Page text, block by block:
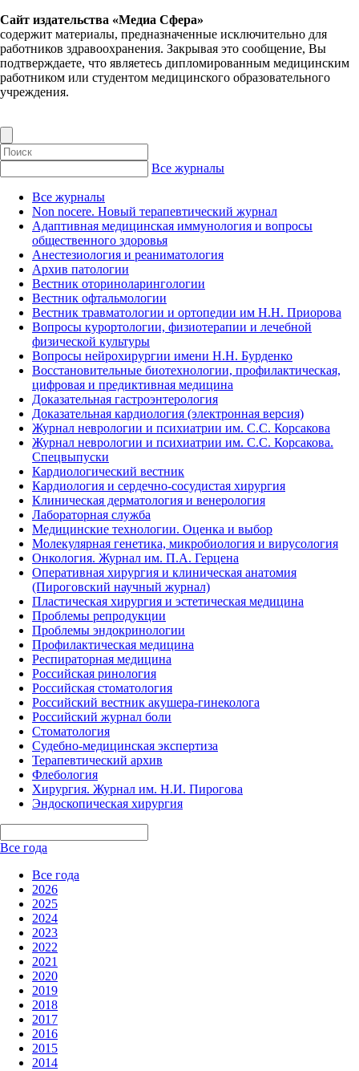
Сайт издательства «Медиа Сфера»
содержит материалы, предназначенные исключительно для
работников здравоохранения. Закрывая это сообщение, Вы
подтверждаете, что являетесь дипломированным медицинским
работником или студентом медицинского образовательного
учреждения.
Все журналы
Все журналы
Non nocere. Новый терапевтический журнал
Адаптивная медицинская иммунология и вопросы
общественного здоровья
Анестезиология и реаниматология
Архив патологии
Вестник оториноларингологии
Вестник офтальмологии
Вестник травматологии и ортопедии им Н.Н. Приорова
Вопросы курортологии, физиотерапии и лечебной
физической культуры
Вопросы нейрохирургии имени Н.Н. Бурденко
Восстановительные биотехнологии, профилактическая,
цифровая и предиктивная медицина
Доказательная гастроэнтерология
Доказательная кардиология (электронная версия)
Журнал неврологии и психиатрии им. С.С. Корсакова
Журнал неврологии и психиатрии им. С.С. Корсакова.
Спецвыпуски
Кардиологический вестник
Кардиология и сердечно-сосудистая хирургия
Клиническая дерматология и венерология
Лабораторная служба
Медицинские технологии. Оценка и выбор
Молекулярная генетика, микробиология и вирусология
Онкология. Журнал им. П.А. Герцена
Оперативная хирургия и клиническая анатомия
(Пироговский научный журнал)
Пластическая хирургия и эстетическая медицина
Проблемы репродукции
Проблемы эндокринологии
Профилактическая медицина
Респираторная медицина
Российская ринология
Российская стоматология
Российский вестник акушера-гинеколога
Российский журнал боли
Стоматология
Судебно-медицинская экспертиза
Терапевтический архив
Флебология
Хирургия. Журнал им. Н.И. Пирогова
Эндоскопическая хирургия
Все года
Все года
2026
2025
2024
2023
2022
2021
2020
2019
2018
2017
2016
2015
2014